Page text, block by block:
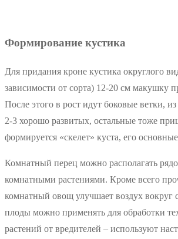
Формирование кустика
Для придания кроне кустика округлого
зависимости от сорта) 12-20 см макушку
После этого в рост идут боковые ветки,
2-3 хорошо развитых, остальные тоже
формируется «скелет» куста, его
Комнатный перец можно располагать
комнатными растениями. Кроме всего
комнатный овощ улучшает воздух вокруг
плоды можно применять для обработки
растений от вредителей – используют